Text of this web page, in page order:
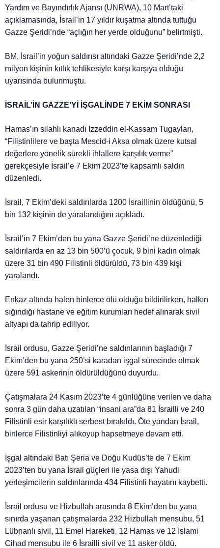
Yardım ve Bayındırlık Ajansı (UNRWA), 10 Mart’taki
açıklamasında, İsrail’in 17 yıldır kuşatma altında tuttuğu
Gazze Şeridi’nde “açlığın her yerde olduğunu” belirtmişti.
BM, İsrail’in yoğun saldırısı altındaki Gazze Şeridi’nde 2,2
milyon kişinin kıtlık tehlikesiyle karşı karşıya olduğu
uyarısında bulunmuştu.
İSRAİL’İN GAZZE’Yİ İŞGALİNDE 7 EKİM SONRASI
Hamas’ın silahlı kanadı İzzeddin el-Kassam Tugayları,
“Filistinlilere ve başta Mescid-i Aksa olmak üzere kutsal
değerlere yönelik sürekli ihlallere karşılık verme”
gerekçesiyle İsrail’e 7 Ekim 2023’te kapsamlı saldırı
düzenledi.
İsrail, 7 Ekim’deki saldırılarda 1200 İsraillinin öldüğünü, 5
bin 132 kişinin de yaralandığını açıkladı.
İsrail’in 7 Ekim’den bu yana Gazze Şeridi’ne düzenlediği
saldırılarda en az 13 bin 500’ü çocuk, 9 bini kadın olmak
üzere 31 bin 490 Filistinli öldürüldü, 73 bin 439 kişi
yaralandı.
Enkaz altında halen binlerce ölü olduğu bildirilirken, halkın
sığındığı hastane ve eğitim kurumları hedef alınarak sivil
altyapı da tahrip ediliyor.
İsrail ordusu, Gazze Şeridi’ne saldırılarının başladığı 7
Ekim’den bu yana 250’si karadan işgal sürecinde olmak
üzere 591 askerinin öldürüldüğünü duyurdu.
Çatışmalara 24 Kasım 2023’te 4 günlüğüne verilen ve daha
sonra 3 gün daha uzatılan “insani ara”da 81 İsrailli ve 240
Filistinli esir karşılıklı serbest bırakıldı. Öte yandan İsrail,
binlerce Filistinliyi alıkoyup hapsetmeye devam etti.
İşgal altındaki Batı Şeria ve Doğu Kudüs’te de 7 Ekim
2023’ten bu yana İsrail güçleri ile yasa dışı Yahudi
yerleşimcilerin saldırılarında 434 Filistinli hayatını kaybetti.
İsrail ordusu ve Hizbullah arasında 8 Ekim’den bu yana
sınırda yaşanan çatışmalarda 232 Hizbullah mensubu, 51
Lübnanlı sivil, 11 Emel Hareketi, 12 Hamas ve 12 İslami
Cihad mensubu ile 6 İsrailli sivil ve 11 asker öldü.